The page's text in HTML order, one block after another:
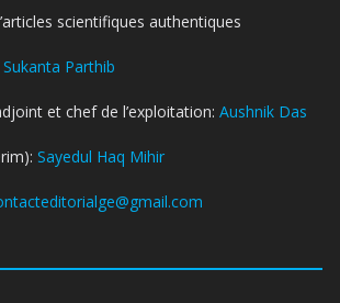
scientifiques authentiques
Sukanta Parthib
et chef de l’exploitation: Aushnik Das
Sayedul Haq Mihir